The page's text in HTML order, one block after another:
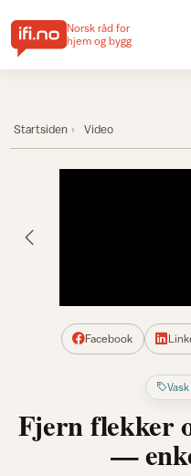
Norsk råd for
hjem og bygg
Startsiden Video
Facebook
Fjern flekker
—